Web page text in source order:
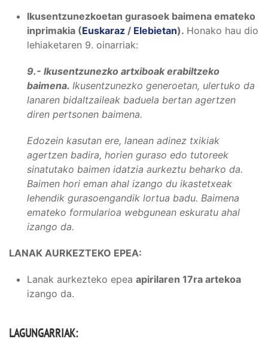
Ikusentzunezkoetan gurasoek baimena emateko
inprimakia (Euskaraz / Elebietan). Honako hau dio
lehiaketaren 9. oinarriak:
9.- Ikusentzunezko artxiboak erabiltzeko
baimena. Ikusentzunezko generoetan, ulertuko da
lanaren bidaltzaileak baduela bertan agertzen
diren pertsonen baimena.
Edozein kasutan ere, lanean adinez txikiak
agertzen badira, horien guraso edo tutoreek
sinatutako baimen idatzia aurkeztu beharko da.
Baimen hori eman ahal izango du ikastetxeak
lehendik gurasoengandik lortua badu. Baimena
emateko formularioa webgunean eskuratu ahal
izango da.
LANAK AURKEZTEKO EPEA:
Lanak aurkezteko epea apirilaren 17ra artekoa
izango da.
LAGUNGARRIAK: